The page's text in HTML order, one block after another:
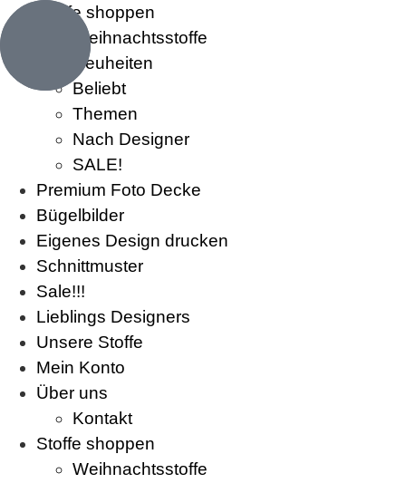
Stoffe shoppen
Weihnachtsstoffe
Neuheiten
Beliebt
Themen
Nach Designer
SALE!
Premium Foto Decke
Bügelbilder
Eigenes Design drucken
Schnittmuster
Sale!!!
Lieblings Designers
Unsere Stoffe
Mein Konto
Über uns
Kontakt
Stoffe shoppen
Weihnachtsstoffe